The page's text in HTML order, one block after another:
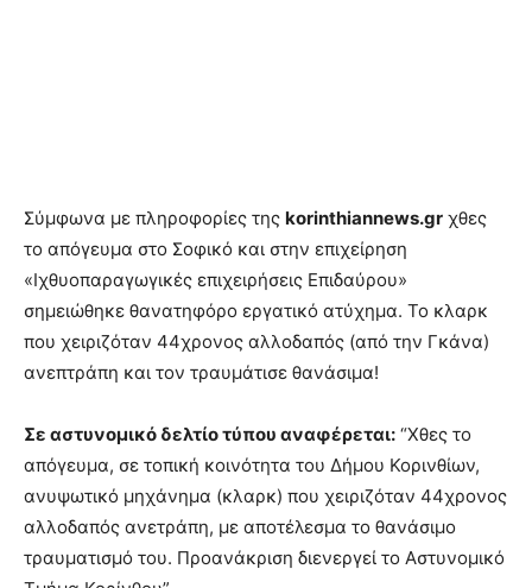
Σύμφωνα με πληροφορίες της korinthiannews.gr χθες
το απόγευμα στο Σοφικό και στην επιχείρηση
«Ιχθυοπαραγωγικές επιχειρήσεις Επιδαύρου»
σημειώθηκε θανατηφόρο εργατικό ατύχημα. Το κλαρκ
που χειριζόταν 44χρονος αλλοδαπός (από την Γκάνα)
ανεπτράπη και τον τραυμάτισε θανάσιμα!
Σε αστυνομικό δελτίο τύπου αναφέρεται: “Χθες το
απόγευμα, σε τοπική κοινότητα του Δήμου Κορινθίων,
ανυψωτικό μηχάνημα (κλαρκ) που χειριζόταν 44χρονος
αλλοδαπός ανετράπη, με αποτέλεσμα το θανάσιμο
τραυματισμό του. Προανάκριση διενεργεί το Αστυνομικό